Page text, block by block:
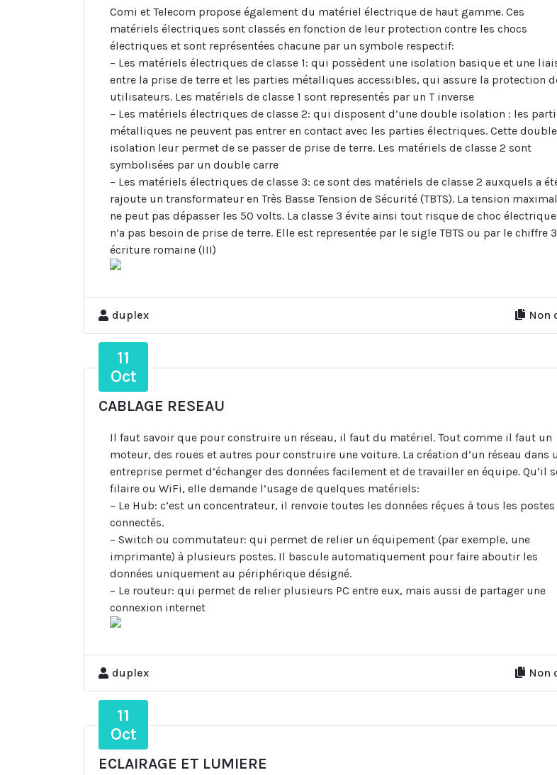
Comi et Telecom propose également du matériel électrique de haut gamme. Ces
matériels électriques sont classés en fonction de leur protection contre les chocs
électriques et sont représentées chacune par un symbole respectif:
– Les matériels électriques de classe 1: qui possèdent une isolation basique et une
entre la prise de terre et les parties métalliques accessibles, qui assure la protection
utilisateurs. Les matériels de classe 1 sont representés par un T inverse
– Les matériels électriques de classe 2: qui disposent d’une double isolation : les
métalliques ne peuvent pas entrer en contact avec les parties électriques. Cette double
isolation leur permet de se passer de prise de terre. Les matériels de classe 2 sont
symbolisées par un double carre
– Les matériels électriques de classe 3: ce sont des matériels de classe 2 auxquels a
rajoute un transformateur en Très Basse Tension de Sécurité (TBTS). La tension
ne peut pas dépasser les 50 volts. La classe 3 évite ainsi tout risque de choc
n’a pas besoin de prise de terre. Elle est representée par le sigle TBTS ou par le chiffre
écriture romaine (III)
duplex Non
11
Oct
CABLAGE RESEAU
Il faut savoir que pour construire un réseau, il faut du matériel. Tout comme il faut un
moteur, des roues et autres pour construire une voiture. La création d’un réseau dans
entreprise permet d’échanger des données facilement et de travailler en équipe. Qu’il
filaire ou WiFi, elle demande l’usage de quelques matériels:
– Le Hub: c’est un concentrateur, il renvoie toutes les données réçues à tous les postes
connectés.
– Switch ou commutateur: qui permet de relier un équipement (par exemple, une
imprimante) à plusieurs postes. Il bascule automatiquement pour faire aboutir les
données uniquement au périphérique désigné.
– Le routeur: qui permet de relier plusieurs PC entre eux, mais aussi de partager une
connexion internet
duplex Non
11
Oct
ECLAIRAGE ET LUMIERE